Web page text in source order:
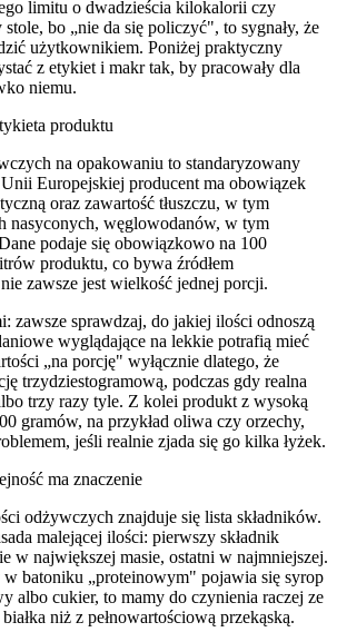
limitu o dwadzieścia kilokalorii czy
bo „nie da się policzyć", to sygnały, że
użytkownikiem. Poniżej praktyczny
z etykiet i makr tak, by pracowały dla
niemu.
produktu
na opakowaniu to standaryzowany
Europejskiej producent ma obowiązek
oraz zawartość tłuszczu, w tym
nasyconych, węglowodanów, w tym
podaje się obowiązkowo na 100
produktu, co bywa źródłem
zawsze jest wielkość jednej porcji.
zawsze sprawdzaj, do jakiej ilości odnoszą
wyglądające na lekkie potrafią mieć
„na porcję" wyłącznie dlatego, że
trzydziestogramową, podczas gdy realna
trzy razy tyle. Z kolei produkt z wysoką
gramów, na przykład oliwa czy orzechy,
jeśli realnie zjada się go kilka łyżek.
ma znaczenie
odżywczych znajduje się lista składników.
malejącej ilości: pierwszy składnik
w największej masie, ostatni w najmniejszej.
w batoniku „proteinowym" pojawia się syrop
albo cukier, to mamy do czynienia raczej ze
niż z pełnowartościową przekąską.